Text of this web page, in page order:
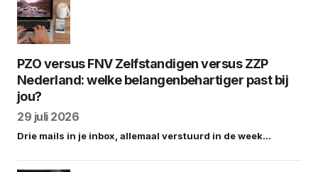
PZO versus FNV Zelfstandigen versus ZZP
Nederland: welke belangenbehartiger past bij
jou?
29 juli 2026
Drie mails in je inbox, allemaal verstuurd in de week…